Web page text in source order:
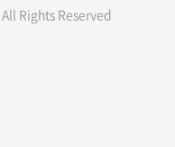
Rights Reserved